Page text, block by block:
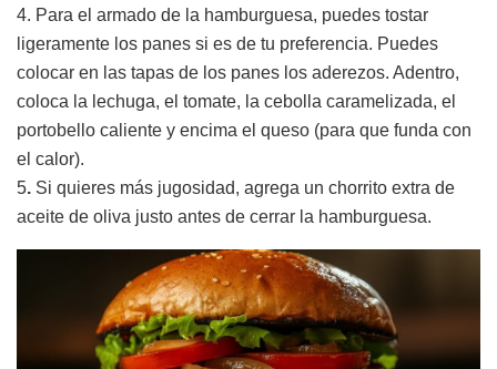
4. Para el armado de la hamburguesa, puedes tostar
ligeramente los panes si es de tu preferencia. Puedes
colocar en las tapas de los panes los aderezos. Adentro,
coloca la lechuga, el tomate, la cebolla caramelizada, el
portobello caliente y encima el queso (para que funda con
el calor).
5. Si quieres más jugosidad, agrega un chorrito extra de
aceite de oliva justo antes de cerrar la hamburguesa.